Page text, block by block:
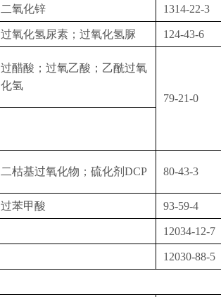
二氧化锌 1314-22-3
过氧化氢尿素；过氧化氢脲 124-43-6
过醋酸；过氧乙酸；乙酰过氧
化氢
79-21-0
二枯基过氧化物；硫化剂 DCP 80-43-3
过苯甲酸 93-59-4
12034-12-7
12030-88-5